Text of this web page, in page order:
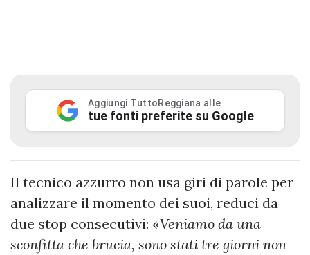
Aggiungi TuttoReggiana alle
tue fonti preferite su Google
Il tecnico azzurro non usa giri di parole per
analizzare il momento dei suoi, reduci da
due stop consecutivi: «Veniamo da una
sconfitta che brucia, sono stati tre giorni non